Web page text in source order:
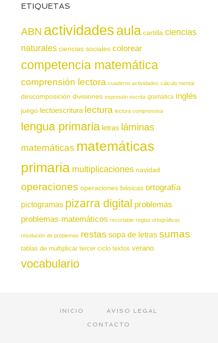
ETIQUETAS
ABN actividadesaula cartilla ciencias
naturales ciencias sociales colorear
competencia matemática
comprensión lectora cuaderno actividades cálculo mental
descomposición divisiones expresión escrita gramática inglés
juego lectoescritura lectura lectura comprensiva
lengua primaria letras láminas
matemáticas matemáticas
primaria multiplicaciones navidad
operaciones operaciones básicas ortografía
pictogramas pizarra digital problemas
problemas matemáticos recortable reglas ortográficas
resolución de problemas restas sopa de letras sumas
tablas de multiplicar tercer ciclo textos verano
vocabulario
INICIO
AVISO LEGAL
CONTACTO